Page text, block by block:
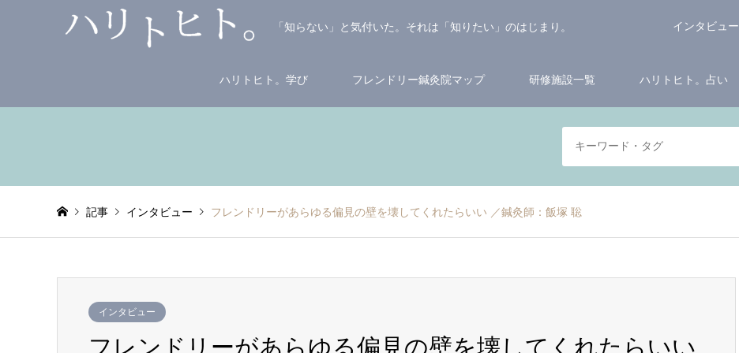
「知らない」と気付いた。それは「知りたい」のはじまり。 インタビュー
ハリトヒト。学び フレンドリー鍼灸院マップ 研修施設一覧 ハリトヒト。占い
記事 インタビュー フレンドリーがあらゆる偏見の壁を壊してくれたらいい ／鍼灸師：飯塚 聡
インタビュー
フレンドリーがあらゆる偏見の壁を壊してくれたらいい